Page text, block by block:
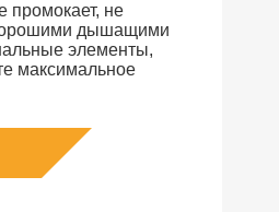
промокает, не
дышащими
элементы,
максимальное